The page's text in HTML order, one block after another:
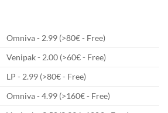
Omniva - 2.99 (>80€ - Free)
Venipak - 2.00 (>60€ - Free)
LP - 2.99 (>80€ - Free)
Omniva - 4.99 (>160€ - Free)